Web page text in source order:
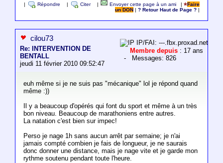
Répondre Citer Envoyer cette page à un ami |
Faire
un DON
|? Retour Haut de Page ?
cilou73
Re: INTERVENTION DE
BENTALL
jeudi 11 février 2010 09:52:47
IP/FAI: ---.fbx.proxad.net
Membre depuis : 17 ans
- Messages: 826
euh même si je ne suis pas "mécanique" lol je répond quand
même :))
Il y a beaucoup d'opérés qui font du sport et même à un très
bon niveau. Beaucoup de marathoniens entre autres.
La natation c'est bien sur impec!
Perso je nage 1h sans aucun arrêt par semaine; je n'ai
jamais compté combien je fais de longueur, je ne saurais
donc donner une distance, mais je nage vite et je garde mon
rythme soutenu pendant toute l'heure.